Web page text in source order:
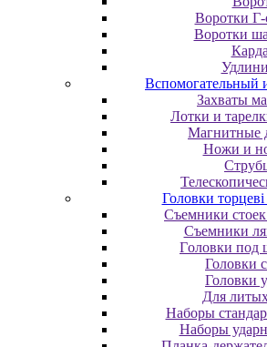
Воротки Г-
Воротки
Вспомогательный
Захваты
Лотки и
Магнитные
Ножи и
Головки торцеві
Cъeмники
Cъeмники
Гoлoвки пoд
Головки
Головки
Для
Наборы
Наборы